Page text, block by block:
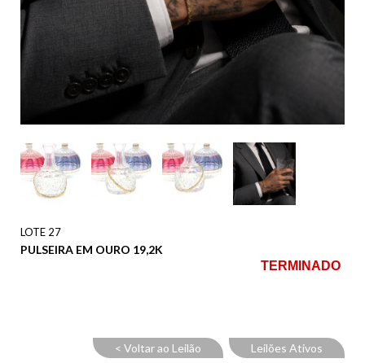
LOTE 27
PULSEIRA EM OURO 19,2K
TERMINADO
< Voltar ao Leilão Leilões Ativos